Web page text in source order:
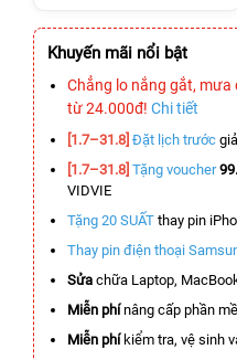
Khuyến mãi nổi bật
Chẳng lo nắng gắt, mưa
từ 24.000đ! Chi tiết
[1.7–31.8] Đặt lịch trước
[1.7–31.8] Tặng voucher
VIDVIE
Tặng 20 SUẤT thay pin
Thay pin điện thoại
Sửa chữa Laptop,
Miễn phínâng cấp phần
Miễn phíkiểm tra, vệ sinh